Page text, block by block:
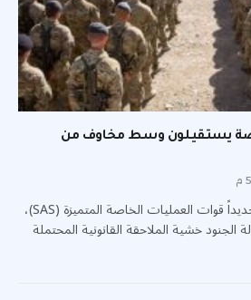
يستقيلون وسط مخاوف من
يشهد الجيش البريطاني، وتحديداً قوات العمليات الخاصة المتميزة (SAS)،
الجنود خشية الملاحقة القانونية المحتملة